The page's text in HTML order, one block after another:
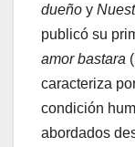
dueño y
publicó su
amor bastara
caracteriza
condición
abordados